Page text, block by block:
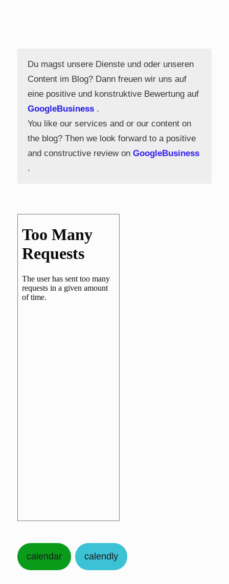
Du magst unsere Dienste und oder unseren
Content im Blog? Dann freuen wir uns auf
eine positive und konstruktive Bewertung auf
GoogleBusiness .
You like our services and or our content on
the blog? Then we look forward to a positive
and constructive review on GoogleBusiness
.
calendar calendly